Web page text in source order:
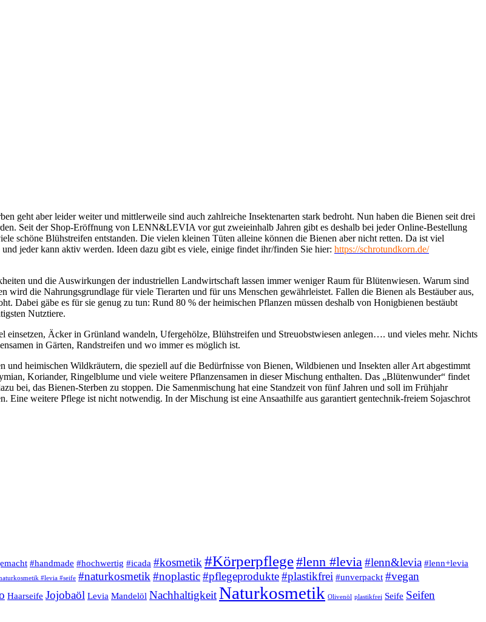
geht aber leider weiter und mittlerweile sind auch zahlreiche Insektenarten stark bedroht. Nun haben die Bienen seit drei
Seit der Shop-Eröffnung von LENN&LEVIA vor gut zweieinhalb Jahren gibt es deshalb bei jeder Online-Bestellung
schöne Blühstreifen entstanden. Die vielen kleinen Tüten alleine können die Bienen aber nicht retten. Da ist viel
jeder kann aktiv werden. Ideen dazu gibt es viele, einige findet ihr/finden Sie hier: https://schrotundkorn.de/
und die Auswirkungen der industriellen Landwirtschaft lassen immer weniger Raum für Blütenwiesen. Warum sind
die Nahrungsgrundlage für viele Tierarten und für uns Menschen gewährleistet. Fallen die Bienen als Bestäuber aus,
Dabei gäbe es für sie genug zu tun: Rund 80 % der heimischen Pflanzen müssen deshalb von Honigbienen bestäubt
Nutztiere.
einsetzen, Äcker in Grünland wandeln, Ufergehölze, Blühstreifen und Streuobstwiesen anlegen…. und vieles mehr. Nichts
in Gärten, Randstreifen und wo immer es möglich ist.
heimischen Wildkräutern, die speziell auf die Bedürfnisse von Bienen, Wildbienen und Insekten aller Art abgestimmt
Koriander, Ringelblume und viele weitere Pflanzensamen in dieser Mischung enthalten. Das „Blütenwunder“ findet
bei, das Bienen-Sterben zu stoppen. Die Samenmischung hat eine Standzeit von fünf Jahren und soll im Frühjahr
Eine weitere Pflege ist nicht notwendig. In der Mischung ist eine Ansaathilfe aus garantiert gentechnik-freiem Sojaschrot
#handmade #hochwertig #icada #kosmetik #Körperpflege#lenn #levia #lenn&levia #lenn+levia
#levia #seife #naturkosmetik #noplastic#pflegeprodukte#plastikfrei #unverpackt #vegan
Haarseife Jojobaöl Levia Mandelöl NachhaltigkeitNaturkosmetik Olivenöl plastikfrei Seife Seifen